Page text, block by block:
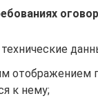
отображением
к нему;